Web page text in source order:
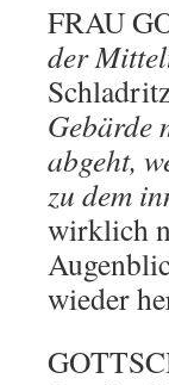
FRAU
der
Gebärde
abgeht,
zu dem
wirklich
wieder